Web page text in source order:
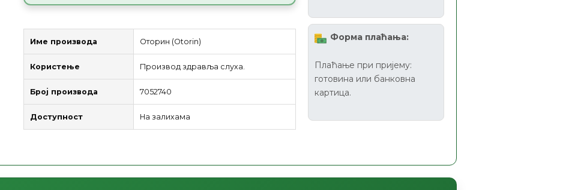
Име производа Оторин (Otorin)
Користење Производ здравља слуха.
Број производа 7052740
Доступност На залихама
Форма плаћања:
Плаћање при пријему:
готовина или банковна
картица.